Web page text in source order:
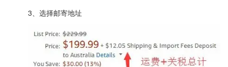
3、选择邮寄地址